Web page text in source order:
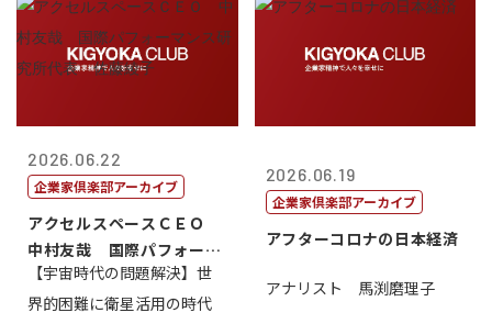
2026.06.22
企業家倶楽部アーカイブ
アクセルスペースＣＥＯ
中村友哉 国際パフォーマ
ンス研究所代...
【宇宙時代の問題解決】世
界的困難に衛星活用の時代
2026.06.19
企業家倶楽部アーカイブ
アフターコロナの日本経済
アナリスト 馬渕磨理子